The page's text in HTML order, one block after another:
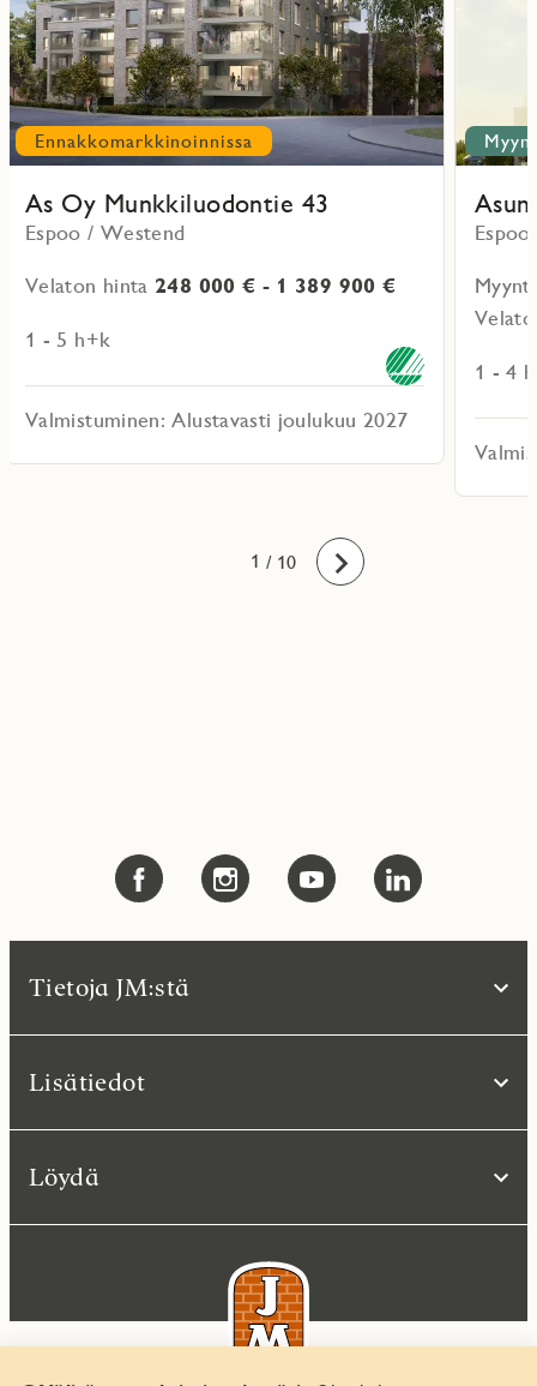
Ennakkomarkkinoinnissa
As Oy Munkkiluodontie 43
Espoo / Westend
Velaton hinta 248 000 € - 1 389 900 €
1 - 5 h+k
Valmistuminen: Alustavasti joulukuu 2027
1 - 4
1
2
3
4
5
6
7
8
9
10 / 10 Eteenpäin
Tietoja JM:stä
Lisätiedot
Löydä